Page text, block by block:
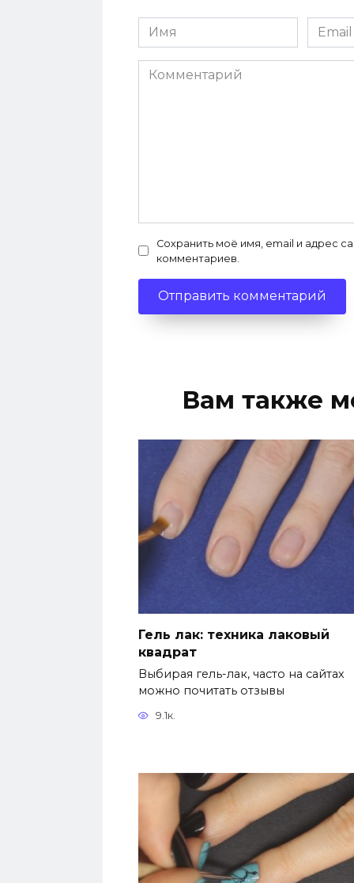
Имя
*
Email
*
Комментарий
Сохранить моё имя, email и адрес
комментариев.
Вам также
Гель лак: техника лаковый
квадрат
Выбирая гель-лак, часто на сайтах
можно почитать отзывы
9.1к.